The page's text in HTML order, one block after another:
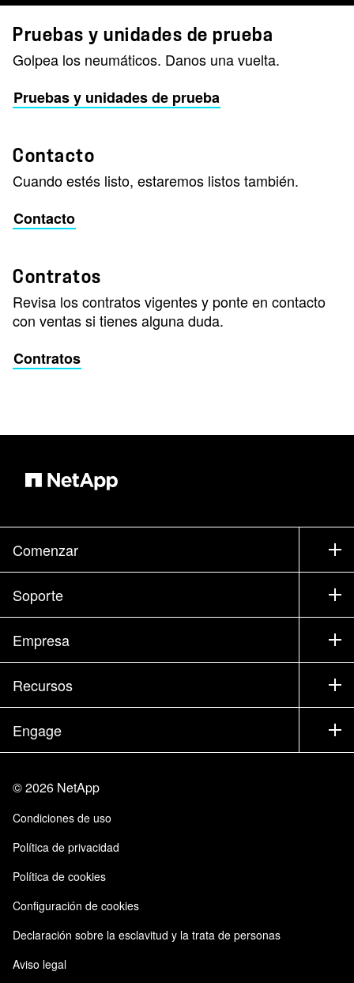
Pruebas y unidades de prueba
Golpea los neumáticos. Danos una vuelta.
Pruebas y unidades de prueba
Contacto
Cuando estés listo, estaremos listos también.
Contacto
Contratos
Revisa los contratos vigentes y ponte en contacto
con ventas si tienes alguna duda.
Contratos
Comenzar
Cómo comprar
Contacte con Ventas
Encuentre un partner
Executive Briefing
Productos de la A a la Z
Soporte
Soporte
Formación
Documentación
Comunidad
Aprendizaje
Empresa
Empresa
Partners
Trayectoria profesional
Centro de Confianza
Responsabilidad y sostenibilidad
Certificaciones de calidad
Instaclustr de NetApp
Recursos
Sala de prensa
Eventos
Blog
Experiencia del cliente
Casos de clientes
Engage
Comentarios del sitio
Accesibilidad
Suscripciones de correo electrónico
©2026 NetApp
Condiciones de uso
Política de privacidad
Política de cookies
Configuración de cookies
Declaración sobre la esclavitud y la trata de personas
Aviso legal